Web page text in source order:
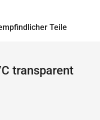
Teile
transparent